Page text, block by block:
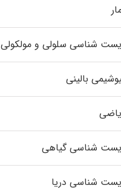
شناسی سلولی و مولکولی
بالینی
شناسی گیاهی
شناسی دریا